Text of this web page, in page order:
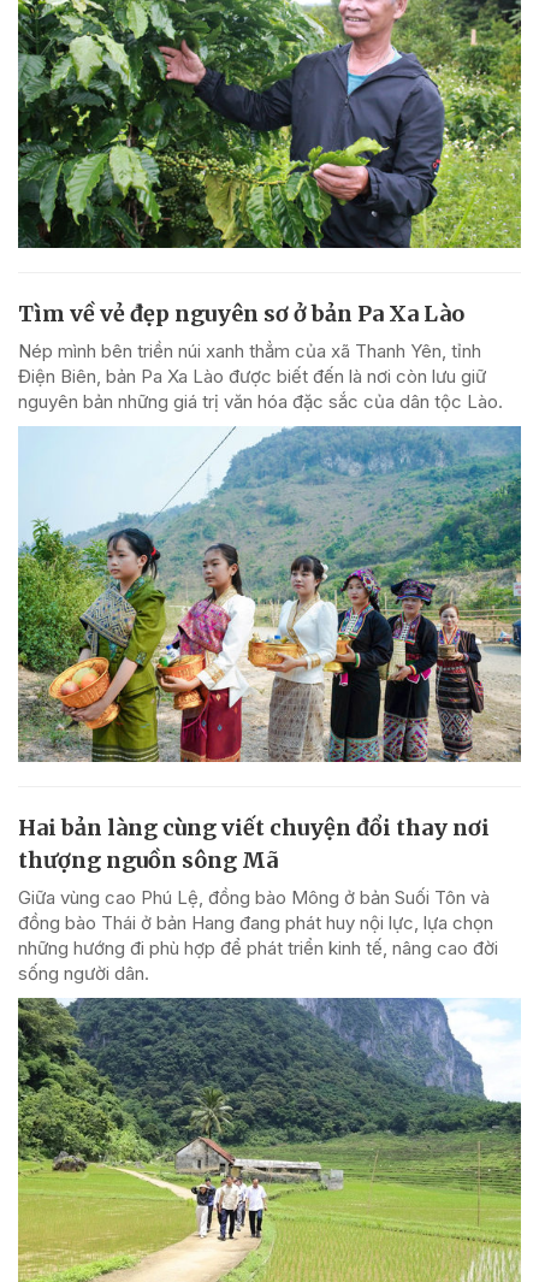
Tìm về vẻ đẹp nguyên sơ ở bản Pa Xa Lào
Nép mình bên triền núi xanh thẳm của xã Thanh Yên, tỉnh
Điện Biên, bản Pa Xa Lào được biết đến là nơi còn lưu giữ
nguyên bản những giá trị văn hóa đặc sắc của dân tộc Lào.
Hai bản làng cùng viết chuyện đổi thay nơi
thượng nguồn sông Mã
Giữa vùng cao Phú Lệ, đồng bào Mông ở bản Suối Tôn và
đồng bào Thái ở bản Hang đang phát huy nội lực, lựa chọn
những hướng đi phù hợp để phát triển kinh tế, nâng cao đời
sống người dân.